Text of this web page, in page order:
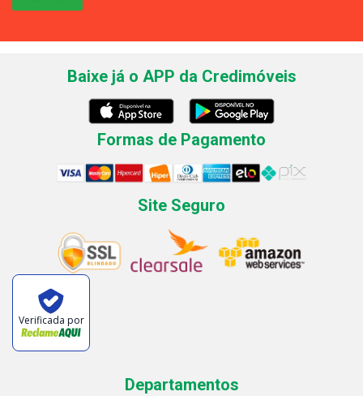
Baixe já o APP da Credimóveis
Formas de Pagamento
Site Seguro
Verificada por
Departamentos